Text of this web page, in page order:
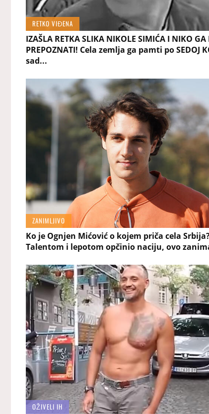
RETKO VIĐENA
IZAŠLA RETKA SLIKA NIKOLE SIMIĆA I NIKO GA
PREPOZNATI! Cela zemlja ga pamti po SEDOJ
sad...
ZANIMLJIVO
Ko je Ognjen Mićović o kojem priča cela
Talentom i lepotom opčinio naciju, ovo
OŽIVELI IH